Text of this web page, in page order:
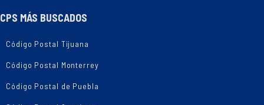
CPS MÁS BUSCADOS
Código Postal Tijuana
Código Postal Monterrey
Código Postal de Puebla